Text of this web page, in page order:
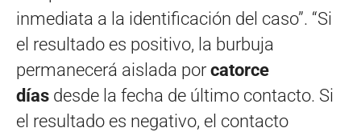
inmediata a la identificación del caso”. “Si
el resultado es positivo, la burbuja
permanecerá aislada por catorce
días desde la fecha de último contacto. Si
el resultado es negativo, el contacto